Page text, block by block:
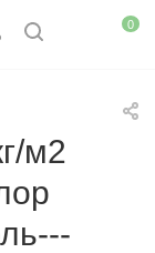
0
м2